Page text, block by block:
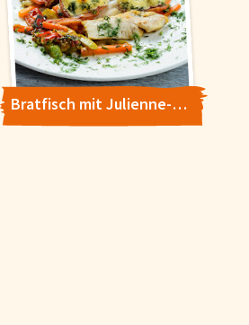
Bratfisch mit Julienne-Gemüse